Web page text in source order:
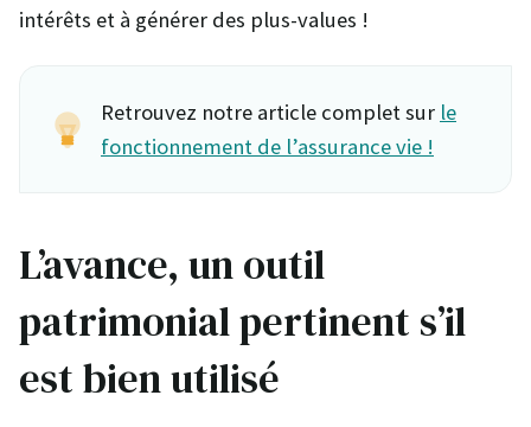
intérêts et à générer des plus-values !
Retrouvez notre article complet sur le
fonctionnement de l’assurance vie !
L’avance, un outil
patrimonial pertinent s’il
est bien utilisé